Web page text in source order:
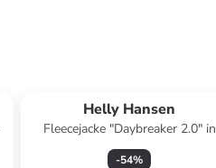
Helly Hansen
Fleecejacke "Daybreaker 2.0" in
Türkis
-54%